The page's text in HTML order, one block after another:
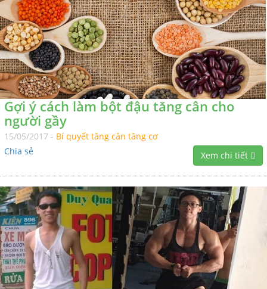
Gợi ý cách làm bột đậu tăng cân cho
người gầy
15/05/2017 - Bí quyết tăng cân tăng cơ
Xem chi tiết
Chia sẻ